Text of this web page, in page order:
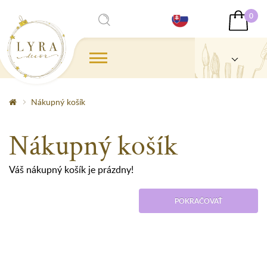
0
Nákupný košík
Nákupný košík
Váš nákupný košík je prázdny!
POKRAČOVAŤ